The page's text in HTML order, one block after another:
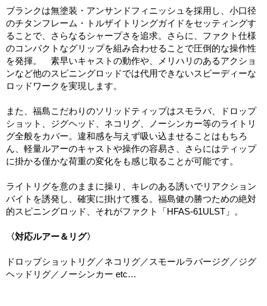
ブランクは無塗装・アンサンドフィニッシュを採用し、小口径
のチタンフレーム・トルザイトリングガイドをセッティングす
ることで、さらなるシャープさを追求。さらに、ファクト仕様
のコンパクトなグリップを組み合わせることで圧倒的な操作性
を発揮。 素早いキャストの動作や、メリハリのあるアクショ
ンなど他のスピニングロッドでは代用できないスピーディーな
ロッドワークを実現します。
また、福島こだわりのソリッドティップはスモラバ、ドロップ
ショット、ジグヘッド、ネコリグ、ノーシンカー等のライトリ
グ全般をカバー。違和感を与えず吸い込ませることはもちろ
ん、軽量ルアーのキャストや操作の容易さ、さらにはティップ
に掛かる僅かな荷重の変化をも感じ取ることが可能です。
ライトリグを意のままに操り、キレのある誘いでリアクション
バイトを誘発し、確実に掛けて獲る。福島健の勝つための絶対
的スピニングロッド、それがファクト「HFAS-61ULST」。
〈対応ルアー＆リグ〉
ドロップショットリグ／ネコリグ／スモールラバージグ／ジグ
ヘッドリグ／ノーシンカー etc…